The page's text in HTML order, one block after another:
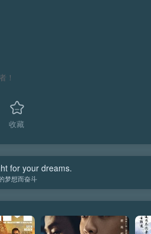
！
收藏
for your dreams.
梦想而奋斗